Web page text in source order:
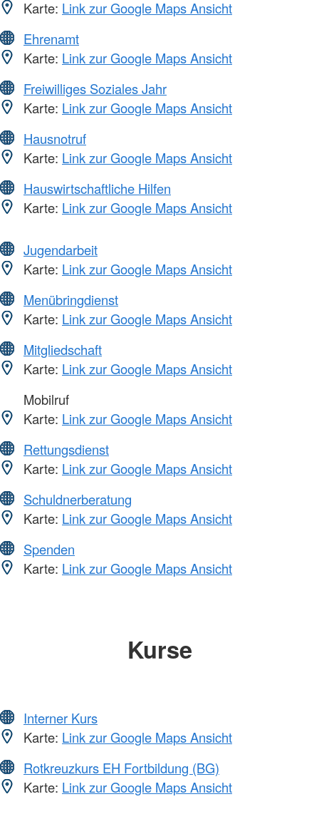
Karte: Link zur Google Maps Ansicht
Ehrenamt
Karte: Link zur Google Maps Ansicht
Freiwilliges Soziales Jahr
Karte: Link zur Google Maps Ansicht
Hausnotruf
Karte: Link zur Google Maps Ansicht
Hauswirtschaftliche Hilfen
Karte: Link zur Google Maps Ansicht
Jugendarbeit
Karte: Link zur Google Maps Ansicht
Menübringdienst
Karte: Link zur Google Maps Ansicht
Mitgliedschaft
Karte: Link zur Google Maps Ansicht
Mobilruf
Karte: Link zur Google Maps Ansicht
Rettungsdienst
Karte: Link zur Google Maps Ansicht
Schuldnerberatung
Karte: Link zur Google Maps Ansicht
Spenden
Karte: Link zur Google Maps Ansicht
Kurse
Interner Kurs
Karte: Link zur Google Maps Ansicht
Rotkreuzkurs EH Fortbildung (BG)
Karte: Link zur Google Maps Ansicht